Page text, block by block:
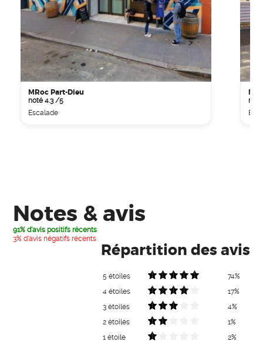
MRoc Part-Dieu
noté 4.3 /5
Escalade
Notes & avis
91% d'avis positifs récents
3% d'avis négatifs récents
Répartition des avis
5 étoiles
74%
4 étoiles
17%
3 étoiles
4%
2 étoiles
1%
1 étoile
2%